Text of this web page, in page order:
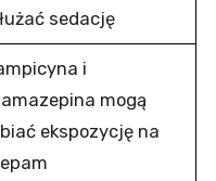
sedację
i
mogą
ekspozycję na